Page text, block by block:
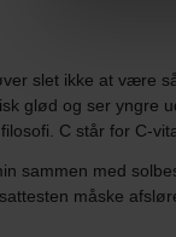
slet ikke at være
glød og ser yngre
C står for C-
sammen med
måske